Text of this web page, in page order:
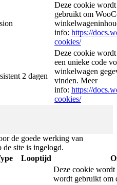
Deze cookie
gebruikt om
info: https://
cookies/
2 dagen
Deze cookie
een unieke code
winkelwagen
vinden. Meer
info: https://
cookies/
de goede werking van
site is ingelogd.
Looptijd
Deze cookie wordt
wordt gebruikt om